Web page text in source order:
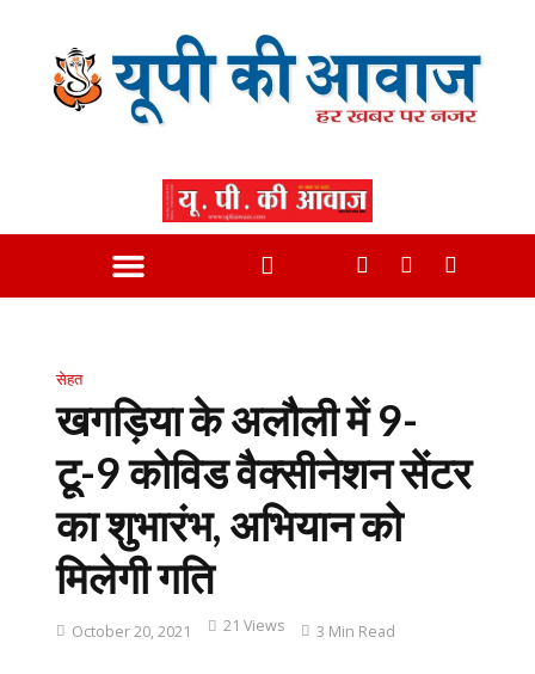
सेहत
खगड़िया के अलौली में 9-
टू-9 कोविड वैक्सीनेशन सेंटर
का शुभारंभ, अभियान को
मिलेगी गति
October 20, 2021 21 Views 3 Min Read